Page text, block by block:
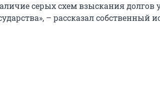
серых схем взыскания долгов
– рассказал собственный